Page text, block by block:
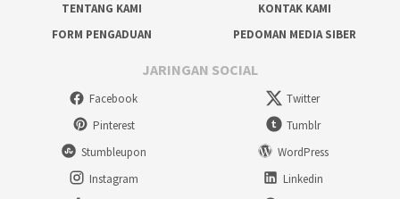
TENTANG KAMI
KONTAK KAMI
FORM PENGADUAN
PEDOMAN MEDIA SIBER
JARINGAN SOCIAL
Facebook
Twitter
Pinterest
Tumblr
Stumbleupon
WordPress
Instagram
Linkedin